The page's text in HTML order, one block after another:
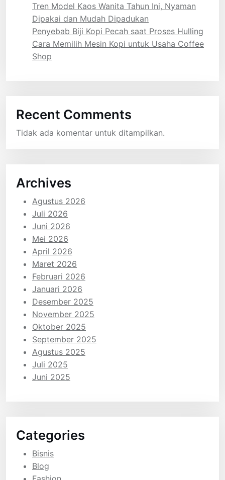
Tren Model Kaos Wanita Tahun Ini, Nyaman
Dipakai dan Mudah Dipadukan
Penyebab Biji Kopi Pecah saat Proses Hulling
Cara Memilih Mesin Kopi untuk Usaha Coffee
Shop
Recent Comments
Tidak ada komentar untuk ditampilkan.
Archives
Agustus 2026
Juli 2026
Juni 2026
Mei 2026
April 2026
Maret 2026
Februari 2026
Januari 2026
Desember 2025
November 2025
Oktober 2025
September 2025
Agustus 2025
Juli 2025
Juni 2025
Categories
Bisnis
Blog